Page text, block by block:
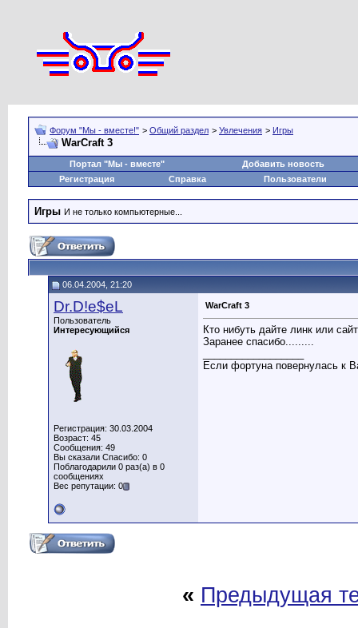
Форум "Мы - вместе!" > Общий раздел > Увлечения > Игры
WarCraft 3
Портал "Мы - вместе"
Добавить новость
Регистрация
Справка Пользователи
Игры И не только компьютерные...
06.04.2004, 21:20
Dr.D!e$eL
Пользователь
Интересующийся
Регистрация: 30.03.2004
Возраст: 45
Сообщения: 49
Вы сказали Спасибо: 0
Поблагодарили 0 раз(а) в 0
сообщениях
Вес репутации: 0
WarCraft 3
Кто нибуть дайте линк или
Заранее спасибо.........
Если фортуна повернулась к
« Предыдущая